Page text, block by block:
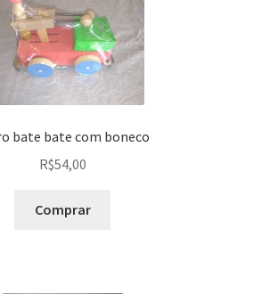
bate bate com boneco
R$54,00
Comprar